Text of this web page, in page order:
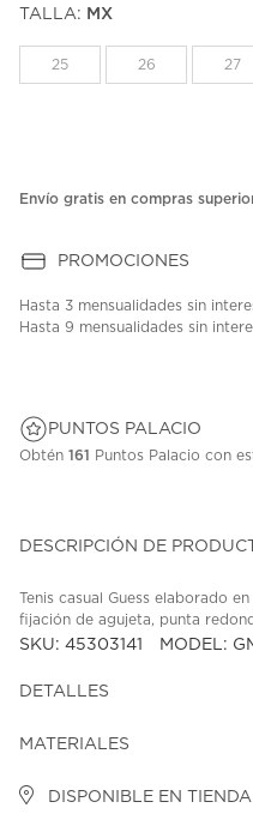
TALLA: MX
25 26 27
Envío gratis en compras
PROMOCIONES
Hasta 3 mensualidades sin
Hasta 9 mensualidades sin
PUNTOS PALACIO
Obtén 161 Puntos Palacio con
DESCRIPCIÓN DE
Tenis casual Guess elaborado
fijación de agujeta, punta
SKU: 45303141 MODEL:
DETALLES
MATERIALES
DISPONIBLE EN TIENDA